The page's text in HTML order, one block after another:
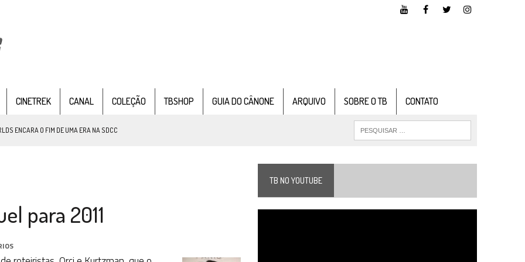
CINETREK CANAL COLEÇÃO TBSHOP GUIA DO CÂNONE ARQUIVO SOBRE O TB CONTATO
ENCARA O FIM DE UMA ERA NA SDCC
DOCUMENTAL DE STAR TREK, CHEGA EM 8 DE SETEMBRO
para 2011
TB NO YOUTUBE